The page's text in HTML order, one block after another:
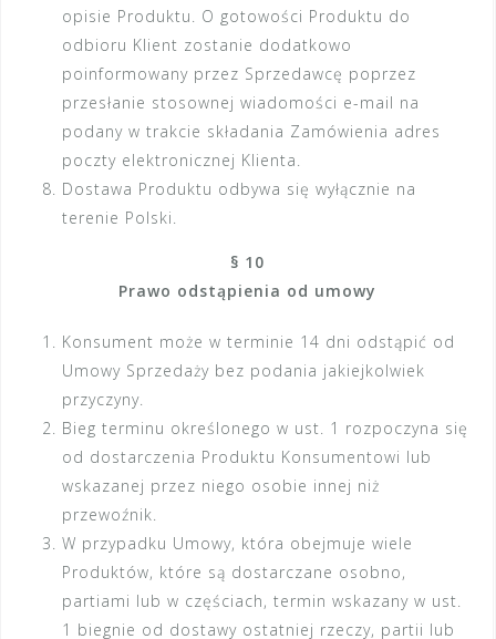
opisie Produktu. O gotowości Produktu do
odbioru Klient zostanie dodatkowo
poinformowany przez Sprzedawcę poprzez
przesłanie stosownej wiadomości e-mail na
podany w trakcie składania Zamówienia adres
poczty elektronicznej Klienta.
Dostawa Produktu odbywa się wyłącznie na
terenie Polski.
§ 10
Prawo odstąpienia od umowy
Konsument może w terminie 14 dni odstąpić od
Umowy Sprzedaży bez podania jakiejkolwiek
przyczyny.
Bieg terminu określonego w ust. 1 rozpoczyna się
od dostarczenia Produktu Konsumentowi lub
wskazanej przez niego osobie innej niż
przewoźnik.
W przypadku Umowy, która obejmuje wiele
Produktów, które są dostarczane osobno,
partiami lub w częściach, termin wskazany w ust.
1 biegnie od dostawy ostatniej rzeczy, partii lub